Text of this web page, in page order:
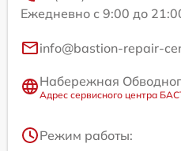
Ежедневно с 9:00 до
info@bastion-repair-
Набережная
Адрес сервисного центра
Режим работы: